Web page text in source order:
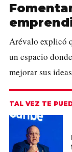
Arévalo explicó
un espacio
mejorar sus
TAL VEZ TE